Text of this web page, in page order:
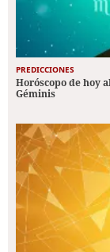
PREDICCIONES
Horóscopo de hoy
Géminis